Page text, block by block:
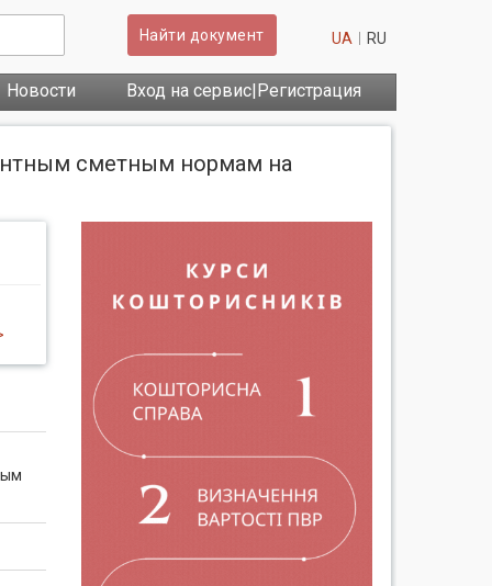
Найти документ UA RU
Новости Вход на сервис|Регистрация
сметным нормам на